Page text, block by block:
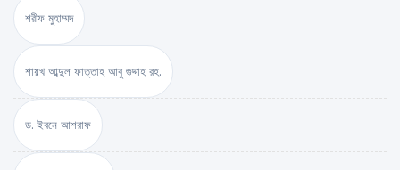
শরীফ মুহাম্মদ
শায়খ আব্দুল ফাত্তাহ আবু গুদ্দাহ রহ.
ড. ইবনে আশরাফ